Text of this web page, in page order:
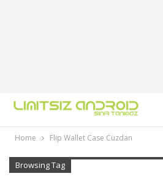
Home Flip Wallet Case Cüzdan
Browsing Tag